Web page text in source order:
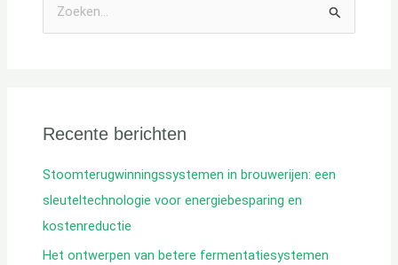
n
:
Recente berichten
Stoomterugwinningssystemen in brouwerijen: een
sleuteltechnologie voor energiebesparing en
kostenreductie
Het ontwerpen van betere fermentatiesystemen